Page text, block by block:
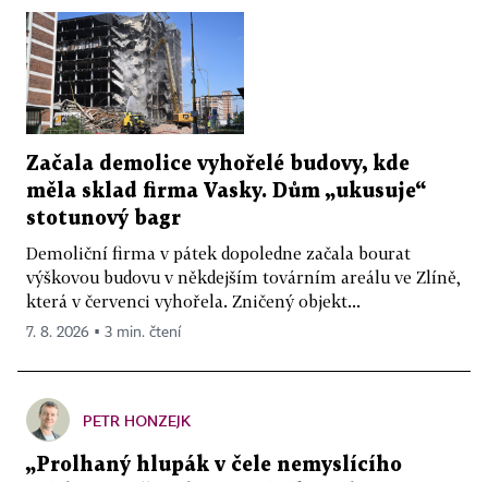
Začala demolice vyhořelé budovy, kde
měla sklad firma Vasky. Dům „ukusuje“
stotunový bagr
Demoliční firma v pátek dopoledne začala bourat
výškovou budovu v někdejším továrním areálu ve Zlíně,
která v červenci vyhořela. Zničený objekt...
7. 8. 2026 ▪ 3 min. čtení
PETR HONZEJK
„Prolhaný hlupák v čele nemyslícího